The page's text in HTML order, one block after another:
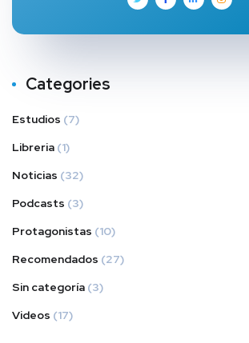
Categories
Estudios (7)
Libreria (1)
Noticias (32)
Podcasts (3)
Protagonistas (10)
Recomendados (27)
Sin categoría (3)
Videos (17)